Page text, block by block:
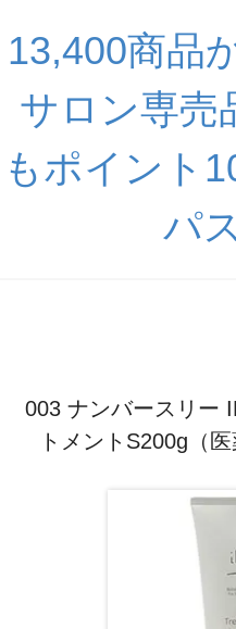
13,400商品
サロン専売
もポイント
パ
003 ナンバースリー
トメントS200g（